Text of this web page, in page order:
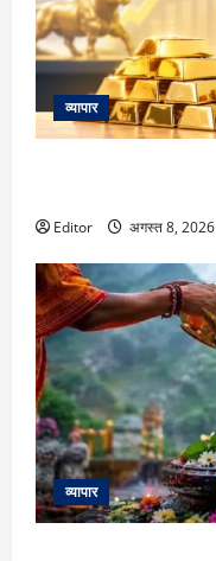
व्यापार
Editor अगस्त 8, 2026
व्यापार